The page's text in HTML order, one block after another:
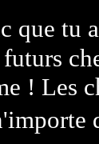
que tu
! Les